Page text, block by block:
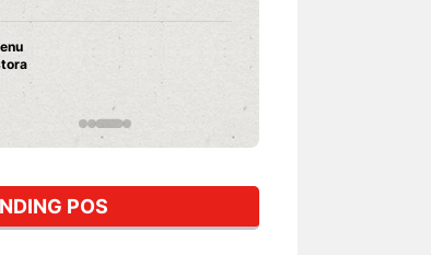
Nunung Srimulat & Vicky
Prasetyo Buka Restoran
POS